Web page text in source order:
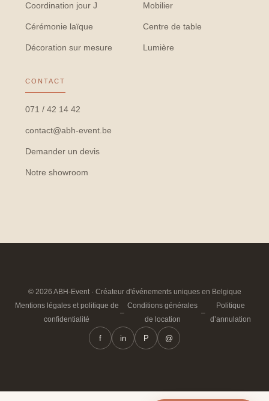
Coordination jour J
Cérémonie laïque
Décoration sur mesure
Mobilier
Centre de table
Lumière
CONTACT
071 / 42 14 42
contact@abh-event.be
Demander un devis
Notre showroom
© 2026 ABH-Event · Créateur d'événements uniques en Belgique
Mentions légales et politique de
confidentialité
–
Conditions générales
de location
–
Politique
d’annulation
f in P @